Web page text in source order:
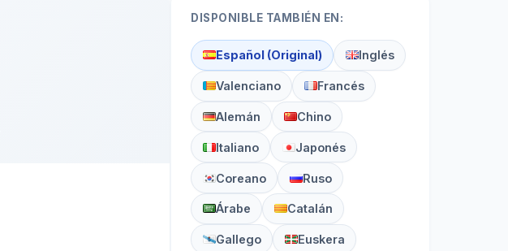
DISPONIBLE TAMBIÉN EN:
Español (Original) Inglés
Valenciano Francés
Alemán Chino
Italiano Japonés
Coreano Ruso
Árabe Catalán
Gallego Euskera